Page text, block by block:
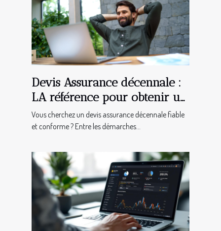
Devis Assurance décennale :
LA référence pour obtenir un
document en bonne et due
forme !
Vous cherchez un devis assurance décennale fiable
et conforme ? Entre les démarches...